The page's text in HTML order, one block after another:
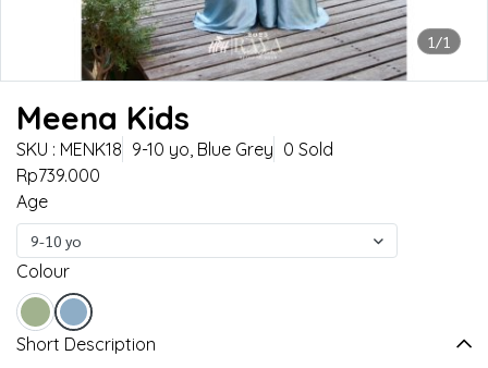
1/1
Meena Kids
SKU : MENK18 9-10 yo, Blue Grey 0 Sold
Rp739.000
Age
9-10 yo
Colour
Short Description